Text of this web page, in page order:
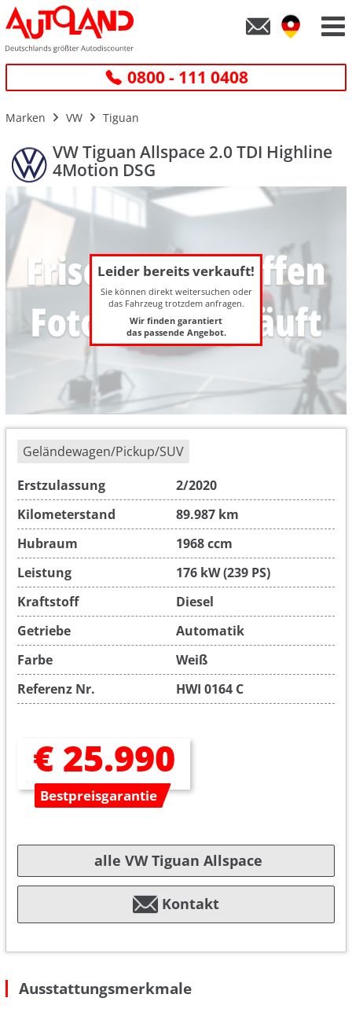
0800 - 111 0408
Marken VW Tiguan
VW Tiguan Allspace 2.0 TDI Highline
4Motion DSG
Leider bereits verkauft!
Sie können direkt weitersuchen oder
das Fahrzeug trotzdem anfragen.
Wir finden garantiert
das passende Angebot.
Geländewagen/Pickup/SUV
Erstzulassung
2/2020
Kilometerstand
89.987 km
Hubraum
1968 ccm
Leistung
176 kW (239 PS)
Kraftstoff
Diesel
Getriebe
Automatik
Farbe
Weiß
Referenz Nr.
HWI 0164 C
€ 25.990
Bestpreisgarantie
alle VW Tiguan Allspace
Kontakt
Ausstattungsmerkmale